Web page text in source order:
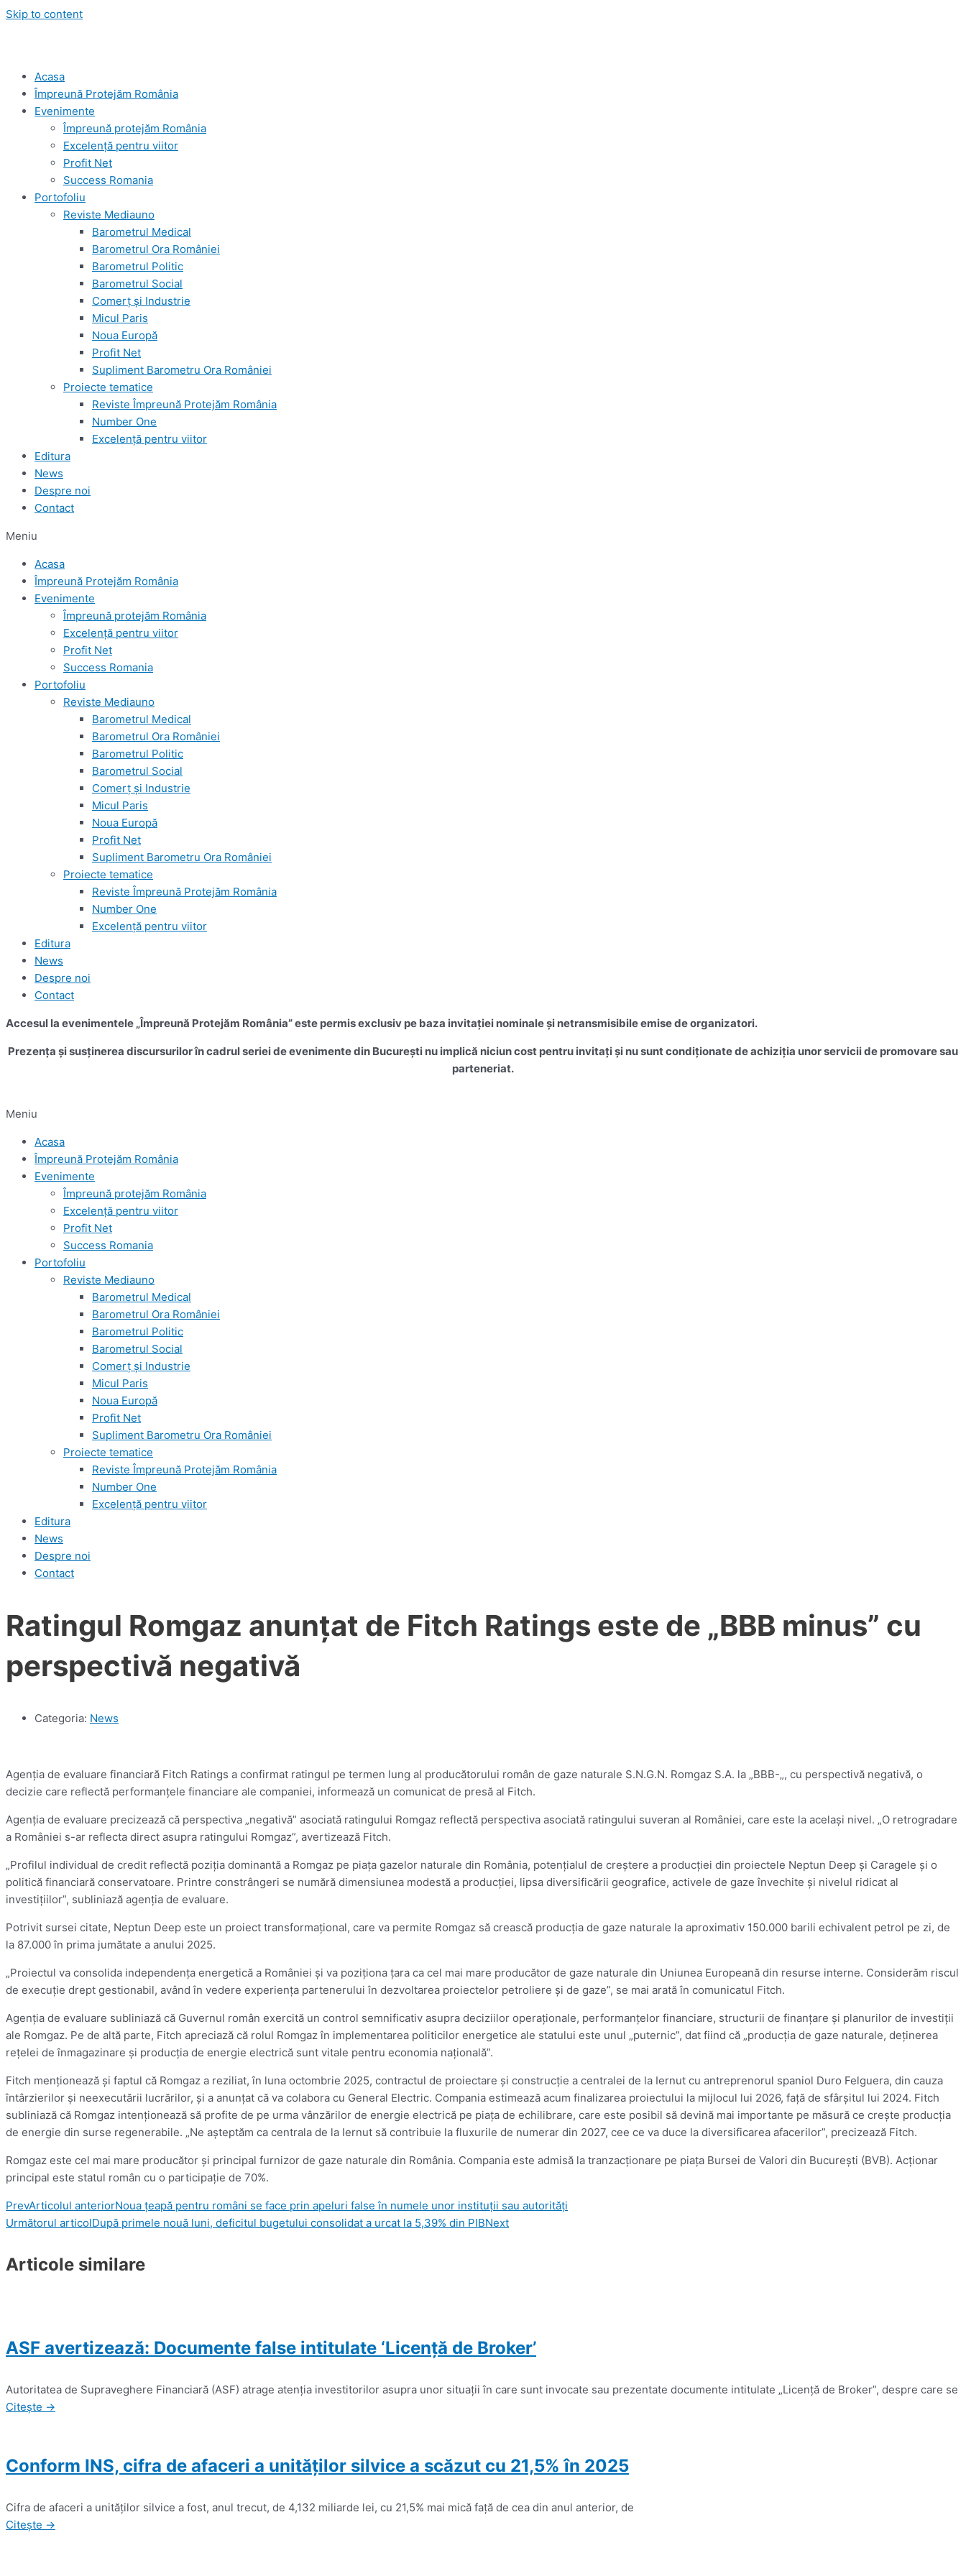
Skip to content
Acasa
Împreună Protejăm România
Evenimente
Împreună protejăm România
Excelență pentru viitor
Profit Net
Success Romania
Portofoliu
Reviste Mediauno
Barometrul Medical
Barometrul Ora României
Barometrul Politic
Barometrul Social
Comerț și Industrie
Micul Paris
Noua Europă
Profit Net
Supliment Barometru Ora României
Proiecte tematice
Reviste Împreună Protejăm România
Number One
Excelență pentru viitor
Editura
News
Despre noi
Contact
Meniu
Acasa
Împreună Protejăm România
Evenimente
Împreună protejăm România
Excelență pentru viitor
Profit Net
Success Romania
Portofoliu
Reviste Mediauno
Barometrul Medical
Barometrul Ora României
Barometrul Politic
Barometrul Social
Comerț și Industrie
Micul Paris
Noua Europă
Profit Net
Supliment Barometru Ora României
Proiecte tematice
Reviste Împreună Protejăm România
Number One
Excelență pentru viitor
Editura
News
Despre noi
Contact
Accesul la evenimentele „Împreună Protejăm România” este permis exclusiv pe baza invitației nominale și netransmisibile emise de organizatori.
Prezența și susținerea discursurilor în cadrul seriei de evenimente din București nu implică niciun cost pentru invitați și nu sunt condiționate de achiziția unor servicii de promovare sau
parteneriat.
Meniu
Acasa
Împreună Protejăm România
Evenimente
Împreună protejăm România
Excelență pentru viitor
Profit Net
Success Romania
Portofoliu
Reviste Mediauno
Barometrul Medical
Barometrul Ora României
Barometrul Politic
Barometrul Social
Comerț și Industrie
Micul Paris
Noua Europă
Profit Net
Supliment Barometru Ora României
Proiecte tematice
Reviste Împreună Protejăm România
Number One
Excelență pentru viitor
Editura
News
Despre noi
Contact
Ratingul Romgaz anunțat de Fitch Ratings este de „BBB minus” cu
perspectivă negativă
Categoria: News
Agenţia de evaluare financiară Fitch Ratings a confirmat ratingul pe termen lung al producătorului român de gaze naturale S.N.G.N. Romgaz S.A. la „BBB-„, cu perspectivă negativă, o
decizie care reflectă performanţele financiare ale companiei, informează un comunicat de presă al Fitch.
Agenţia de evaluare precizează că perspectiva „negativă” asociată ratingului Romgaz reflectă perspectiva asociată ratingului suveran al României, care este la acelaşi nivel. „O retrogradare
a României s-ar reflecta direct asupra ratingului Romgaz”, avertizează Fitch.
„Profilul individual de credit reflectă poziţia dominantă a Romgaz pe piaţa gazelor naturale din România, potenţialul de creştere a producţiei din proiectele Neptun Deep şi Caragele şi o
politică financiară conservatoare. Printre constrângeri se numără dimensiunea modestă a producţiei, lipsa diversificării geografice, activele de gaze învechite şi nivelul ridicat al
investiţiilor”, subliniază agenţia de evaluare.
Potrivit sursei citate, Neptun Deep este un proiect transformaţional, care va permite Romgaz să crească producţia de gaze naturale la aproximativ 150.000 barili echivalent petrol pe zi, de
la 87.000 în prima jumătate a anului 2025.
„Proiectul va consolida independenţa energetică a României şi va poziţiona ţara ca cel mai mare producător de gaze naturale din Uniunea Europeană din resurse interne. Considerăm riscul
de execuţie drept gestionabil, având în vedere experienţa partenerului în dezvoltarea proiectelor petroliere şi de gaze”, se mai arată în comunicatul Fitch.
Agenţia de evaluare subliniază că Guvernul român exercită un control semnificativ asupra deciziilor operaţionale, performanţelor financiare, structurii de finanţare şi planurilor de investiţii
ale Romgaz. Pe de altă parte, Fitch apreciază că rolul Romgaz în implementarea politicilor energetice ale statului este unul „puternic”, dat fiind că „producţia de gaze naturale, deţinerea
reţelei de înmagazinare şi producţia de energie electrică sunt vitale pentru economia naţională”.
Fitch menţionează şi faptul că Romgaz a reziliat, în luna octombrie 2025, contractul de proiectare şi construcţie a centralei de la Iernut cu antreprenorul spaniol Duro Felguera, din cauza
întârzierilor şi neexecutării lucrărilor, şi a anunţat că va colabora cu General Electric. Compania estimează acum finalizarea proiectului la mijlocul lui 2026, faţă de sfârşitul lui 2024. Fitch
subliniază că Romgaz intenţionează să profite de pe urma vânzărilor de energie electrică pe piaţa de echilibrare, care este posibil să devină mai importante pe măsură ce creşte producţia
de energie din surse regenerabile. „Ne aşteptăm ca centrala de la Iernut să contribuie la fluxurile de numerar din 2027, cee ce va duce la diversificarea afacerilor”, precizează Fitch.
Romgaz este cel mai mare producător şi principal furnizor de gaze naturale din România. Compania este admisă la tranzacţionare pe piaţa Bursei de Valori din Bucureşti (BVB). Acţionar
principal este statul român cu o participaţie de 70%.
PrevArticolul anteriorNoua țeapă pentru români se face prin apeluri false în numele unor instituţii sau autorităţi
Următorul articolDupă primele nouă luni, deficitul bugetului consolidat a urcat la 5,39% din PIBNext
Articole similare
ASF avertizează: Documente false intitulate ‘Licenţă de Broker’
Autoritatea de Supraveghere Financiară (ASF) atrage atenţia investitorilor asupra unor situaţii în care sunt invocate sau prezentate documente intitulate „Licenţă de Broker”, despre care se
Citește →
Conform INS, cifra de afaceri a unităţilor silvice a scăzut cu 21,5% în 2025
Cifra de afaceri a unităţilor silvice a fost, anul trecut, de 4,132 miliarde lei, cu 21,5% mai mică faţă de cea din anul anterior, de
Citește →